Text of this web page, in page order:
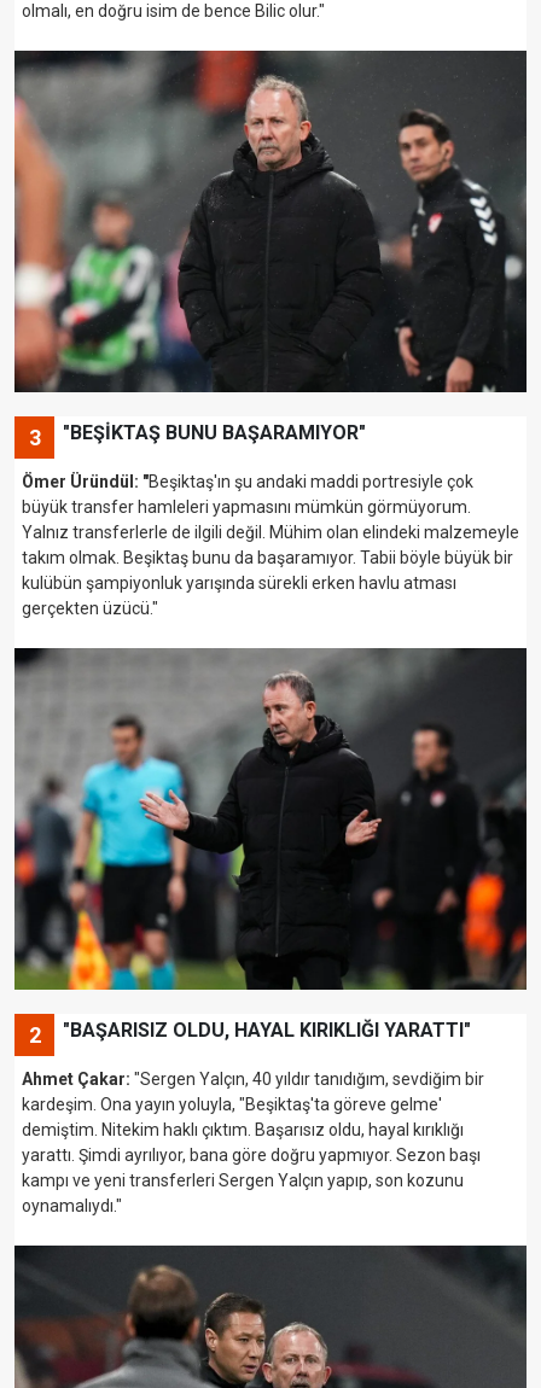
olmalı, en doğru isim de bence Bilic olur."
3 "BEŞİKTAŞ BUNU BAŞARAMIYOR"
Ömer Üründül: "Beşiktaş'ın şu andaki maddi portresiyle çok
büyük transfer hamleleri yapmasını mümkün görmüyorum.
Yalnız transferlerle de ilgili değil. Mühim olan elindeki malzemeyle
takım olmak. Beşiktaş bunu da başaramıyor. Tabii böyle büyük bir
kulübün şampiyonluk yarışında sürekli erken havlu atması
gerçekten üzücü."
2 "BAŞARISIZ OLDU, HAYAL KIRIKLIĞI YARATTI"
Ahmet Çakar: "Sergen Yalçın, 40 yıldır tanıdığım, sevdiğim bir
kardeşim. Ona yayın yoluyla, "Beşiktaş'ta göreve gelme'
demiştim. Nitekim haklı çıktım. Başarısız oldu, hayal kırıklığı
yarattı. Şimdi ayrılıyor, bana göre doğru yapmıyor. Sezon başı
kampı ve yeni transferleri Sergen Yalçın yapıp, son kozunu
oynamalıydı."